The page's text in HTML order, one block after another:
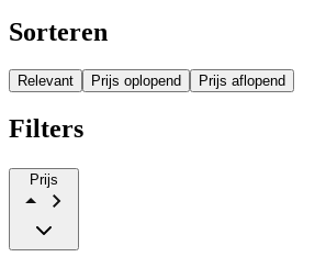
Sorteren
Relevant Prijs oplopend Prijs aflopend
Filters
Prijs